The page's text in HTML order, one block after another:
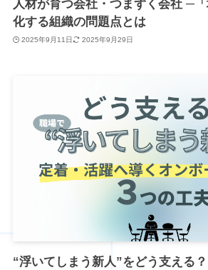
人材が育つ会社・つまずく会社 ─
化する組織の問題点とは
2025年9月11日 2025年9月29日
“浮いてしまう新人”をどう支える